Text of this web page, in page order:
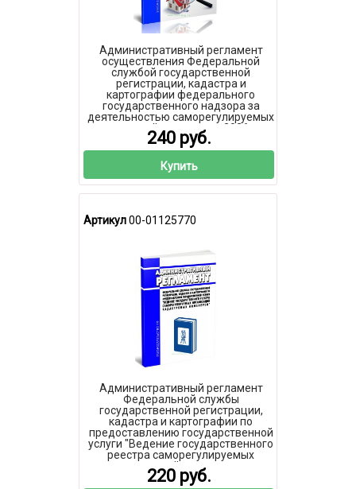
Административный регламент
осуществления Федеральной
службой государственной
регистрации, кадастра и
картографии федерального
государственного надзора за
деятельностью саморегулируемых
организаций оценщиков 2026 год.
Последняя редакция
240 руб.
Купить
Артикул00-01125770
Административный регламент
Федеральной службы
государственной регистрации,
кадастра и картографии по
предоставлению государственной
услуги "Ведение государственного
реестра саморегулируемых
организаций кадастровых
инженеров" 2026 год. Последняя
220 руб.